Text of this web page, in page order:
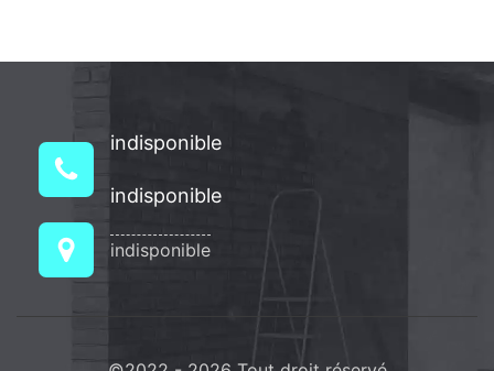
indisponible
indisponible
indisponible